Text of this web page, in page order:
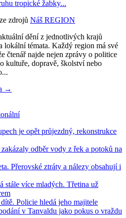
tropické žabky...
zdrojů Náš REGION
dění z jednotlivých krajů
lokální témata. Každý region má své
čtenář najde nejen zprávy o politice
kultuře, dopravě, školství nebo
→
je opět průjezdný, rekonstrukce
odběr vody z řek a potoků na
Přerovské ztráty a nálezy obsahují i
stále více mladých. Třetina už
Policie hledá jeho majitele
v Tanvaldu jako pokus o vraždu